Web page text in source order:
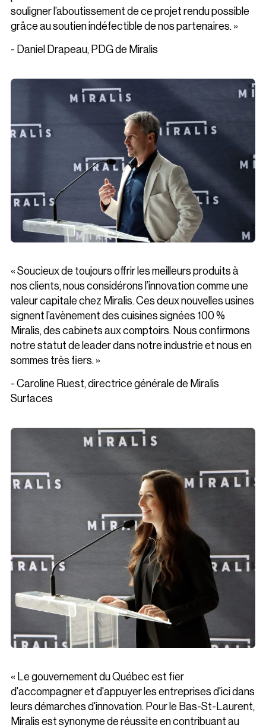
souligner l’aboutissement de ce projet rendu possible
grâce au soutien indéfectible de nos partenaires. »
- Daniel Drapeau, PDG de Miralis
« Soucieux de toujours offrir les meilleurs produits à
nos clients, nous considérons l’innovation comme une
valeur capitale chez Miralis. Ces deux nouvelles usines
signent l’avènement des cuisines signées 100 %
Miralis, des cabinets aux comptoirs. Nous confirmons
notre statut de leader dans notre industrie et nous en
sommes très fiers. »
- Caroline Ruest, directrice générale de Miralis
Surfaces
« Le gouvernement du Québec est fier
d'accompagner et d'appuyer les entreprises d'ici dans
leurs démarches d'innovation. Pour le Bas-St-Laurent,
Miralis est synonyme de réussite en contribuant au